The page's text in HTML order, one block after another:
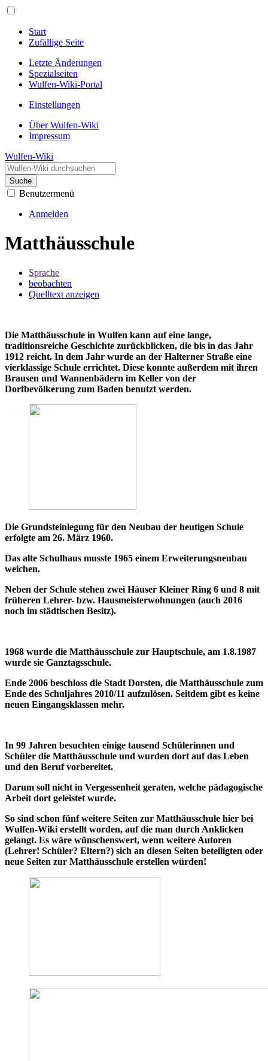
Start
Zufällige Seite
Letzte Änderungen
Spezialseiten
Wulfen-Wiki-Portal
Einstellungen
Über Wulfen-Wiki
Impressum
Wulfen-Wiki
Suche
Benutzermenü
Anmelden
Matthäusschule
Sprache
beobachten
Quelltext anzeigen
Die Matthäusschule in Wulfen kann auf eine lange,
traditionsreiche Geschichte zurückblicken, die bis in das Jahr
1912 reicht. In dem Jahr wurde an der Halterner Straße eine
vierklassige Schule errichtet. Diese konnte außerdem mit ihren
Brausen und Wannenbädern im Keller von der
Dorfbevölkerung zum Baden benutzt werden.
Die Grundsteinlegung für den Neubau der heutigen Schule
erfolgte am 26. März 1960.
Das alte Schulhaus musste 1965 einem Erweiterungsneubau
weichen.
Neben der Schule stehen zwei Häuser Kleiner Ring 6 und 8 mit
früheren Lehrer- bzw. Hausmeisterwohnungen (auch 2016
noch im städtischen Besitz).
1968 wurde die Matthäusschule zur Hauptschule, am 1.8.1987
wurde sie Ganztagsschule.
Ende 2006 beschloss die Stadt Dorsten, die Matthäusschule zum
Ende des Schuljahres 2010/11 aufzulösen. Seitdem gibt es keine
neuen Eingangsklassen mehr.
In 99 Jahren besuchten einige tausend Schülerinnen und
Schüler die Matthäusschule und wurden dort auf das Leben
und den Beruf vorbereitet.
Darum soll nicht in Vergessenheit geraten, welche pädagogische
Arbeit dort geleistet wurde.
So sind schon fünf weitere Seiten zur Matthäusschule hier bei
Wulfen-Wiki erstellt worden, auf die man durch Anklicken
gelangt. Es wäre wünschenswert, wenn weitere Autoren
(Lehrer! Schüler? Eltern?) sich an diesen Seiten beteiligten oder
neue Seiten zur Matthäusschule erstellen würden!